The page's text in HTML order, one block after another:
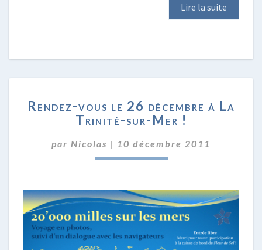
Lire la suite
VOUS
LE
DÉCEMBRE
À
SUR-
MER
!
Rendez-vous le 26 décembre à La
Trinité-sur-Mer !
par Nicolas | 10 décembre 2011